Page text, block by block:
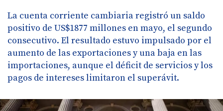
La cuenta corriente cambiaria registró un saldo
positivo de US$1877 millones en mayo, el segundo
consecutivo. El resultado estuvo impulsado por el
aumento de las exportaciones y una baja en las
importaciones, aunque el déficit de servicios y los
pagos de intereses limitaron el superávit.